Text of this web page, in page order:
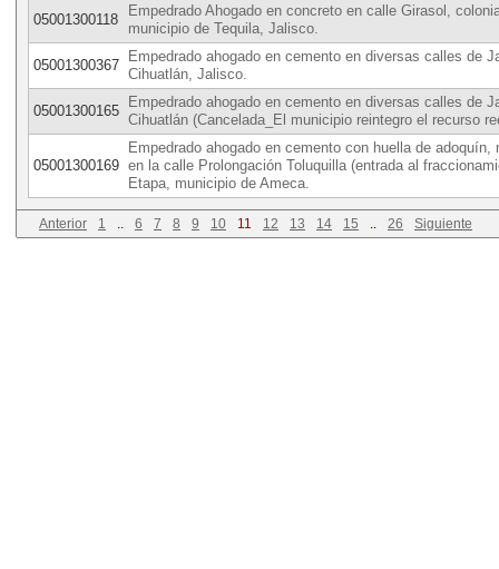
05001300118
Empedrado Ahogado en concreto en calle Girasol,
municipio de Tequila, Jalisco.
05001300367
Empedrado ahogado en cemento en diversas calles de
Cihuatlán, Jalisco.
05001300165
Empedrado ahogado en cemento en diversas calles de
Cihuatlán (Cancelada_El municipio reintegro el recurso
05001300169
Empedrado ahogado en cemento con huella de adoquín,
en la calle Prolongación Toluquilla (entrada al
Etapa, municipio de Ameca.
Anterior 1 6 7 8 9 10 11 12 13 14 15 26 Siguiente